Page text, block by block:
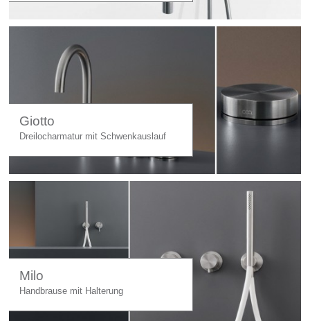
Giotto
Dreilocharmatur mit Schwenkauslauf
Milo
Handbrause mit Halterung